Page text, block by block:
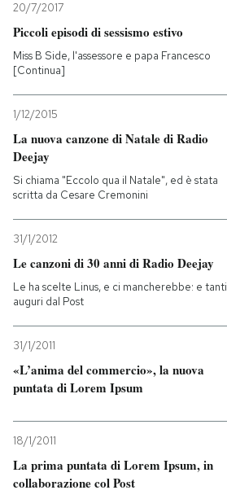
CALENDARIO
AREA PERSONALE
Entra
20/7/2017
Piccoli episodi di sessismo estivo
Miss B Side, l'assessore e papa Francesco
[Continua]
1/12/2015
La nuova canzone di Natale di Radio
Deejay
Si chiama "Eccolo qua il Natale", ed è stata
scritta da Cesare Cremonini
31/1/2012
Le canzoni di 30 anni di Radio Deejay
Le ha scelte Linus, e ci mancherebbe: e tanti
auguri dal Post
31/1/2011
«L’anima del commercio», la nuova
puntata di Lorem Ipsum
18/1/2011
La prima puntata di Lorem Ipsum, in
collaborazione col Post